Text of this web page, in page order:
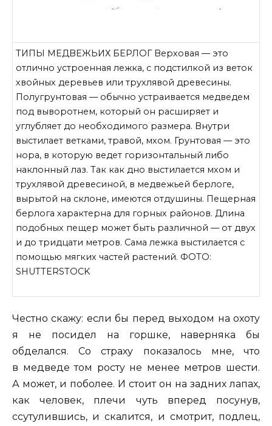
ТИПЫ МЕДВЕЖЬИХ БЕРЛОГ Верховая ­— это
отлично устроенная лежка, с подстилкой из веток
хвойных деревьев или трухлявой древесины.
Полугрунтовая — обычно устраивается медведем
под выворотнем, который он расширяет и
углубляет до необходимого размера. Внутри
выстилает ветками, травой, мхом. Грунтовая — это
нора, в которую ведет горизонтальный либо
наклонный лаз. Так как дно выстилается мхом и
трухлявой древесиной, в медвежьей берлоге,
вырытой на склоне, имеются отдушины. Пещерная
берлога характерна для горных районов. Длина
подобных пещер может быть различной — от двух
и до тридцати метров. Сама лежка выстилается с
помощью мягких частей растений. ФОТО:
SHUTTERSTOCK
Честно скажу: если бы перед выходом на охоту
я не посидел на горшке, наверняка бы
обделался. Со страху показалось мне, что
в медведе том росту не менее метров шести.
А может, и поболее. И стоит он на задних лапах,
как человек, плечи чуть вперед посунув,
ссутулившись, и скалится, и смотрит, подлец,